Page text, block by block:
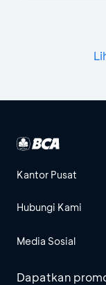
Kantor Pusat
Hubungi Kami
Media Sosial
Dapatkan